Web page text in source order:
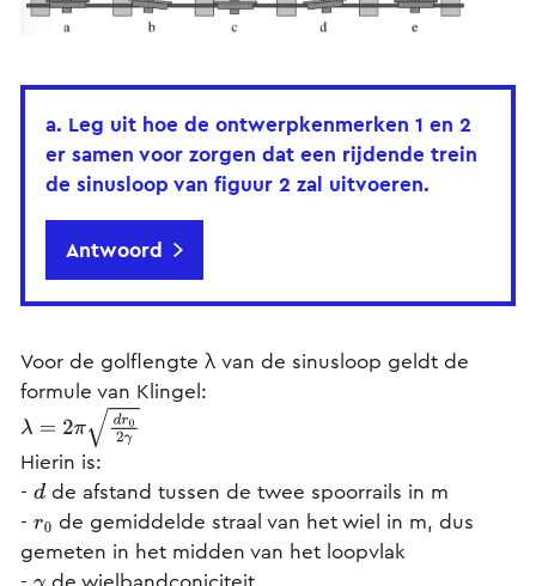
a. Leg uit hoe de ontwerpkenmerken 1 en 2
er samen voor zorgen dat een rijdende trein
de sinusloop van figuur 2 zal uitvoeren.
Antwoord
Voor de golflengte λ van de sinusloop geldt de
formule van Klingel:
λ=2 πdr02γ
Hierin is:
- d de afstand tussen de twee spoorrails in m
- r0 de gemiddelde straal van het wiel in m, dus
gemeten in het midden van het loopvlak